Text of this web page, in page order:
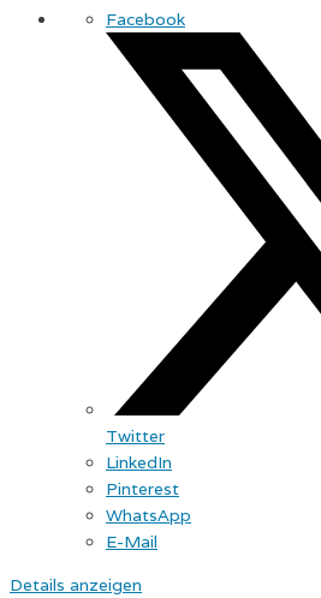
Facebook
Twitter
LinkedIn
Pinterest
WhatsApp
E-Mail
Details anzeigen